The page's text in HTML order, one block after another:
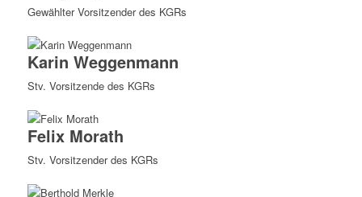
Gewählter Vorsitzender des KGRs
Karin Weggenmann
Stv. Vorsitzende des KGRs
Felix Morath
Stv. Vorsitzender des KGRs